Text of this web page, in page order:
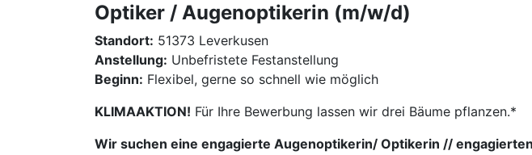
Optiker / Augenoptikerin (m/w/d)
Standort: 51373 Leverkusen
Anstellung: Unbefristete Festanstellung
Beginn: Flexibel, gerne so schnell wie möglich
KLIMAAKTION! Für Ihre Bewerbung lassen wir drei Bäume pflanzen.*
Wir suchen eine engagierte Augenoptikerin/ Optikerin //